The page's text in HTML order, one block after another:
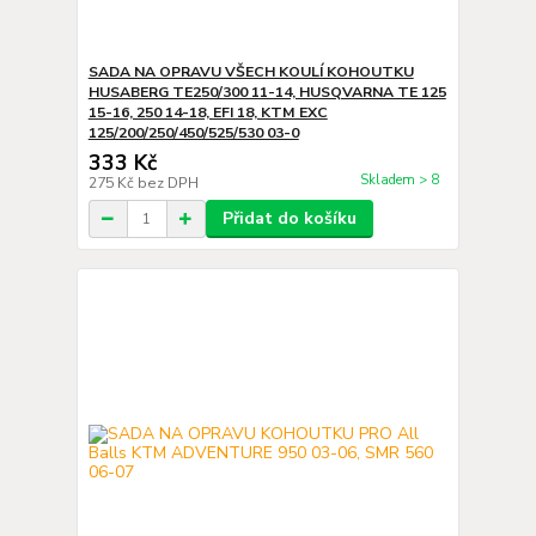
SADA NA OPRAVU VŠECH KOULÍ KOHOUTKU
HUSABERG TE250/300 11-14, HUSQVARNA TE 125
15-16, 250 14-18, EFI 18, KTM EXC
125/200/250/450/525/530 03-0
333 Kč
275 Kč bez DPH Skladem > 8
Přidat do košíku